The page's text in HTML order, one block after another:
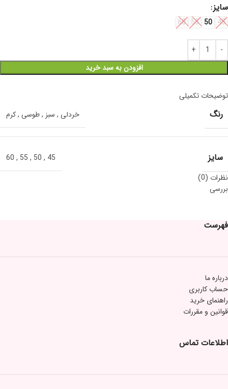
سایز
45
50
55
60
افزودن به سبد خرید
توضیحات تکمیلی
رنگ خردلی , سبز ,طوسی ,کرم
سایز 45
,
50
,
55
,
60
نظرات (0)
بررسی
فهرست
درباره ما
حساب کاربری
راهنمای خرید
قوانین و مقررات
اطلاعات تماس